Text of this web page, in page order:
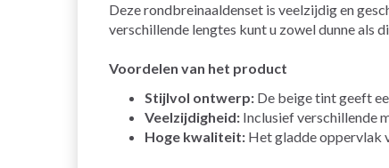
Deze rondbreinaaldenset is veelzijdig en
verschillende lengtes kunt u zowel dunne als
Voordelen van het product
Stijlvol ontwerp: De beige tint geeft
Veelzijdigheid: Inclusief verschillende
Hoge kwaliteit: Het gladde oppervlak